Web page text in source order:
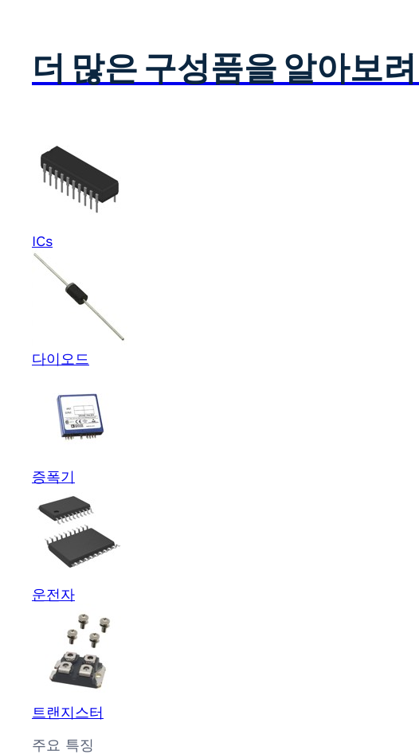
더 많은 구성품을 알아보
ICs
다이오드
증폭기
운전자
트랜지스터
주요 특징